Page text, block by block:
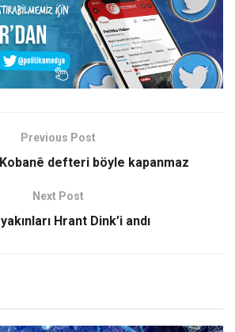
Previous Post
defteri böyle kapanmaz
Next Post
yakınları Hrant Dink’i andı